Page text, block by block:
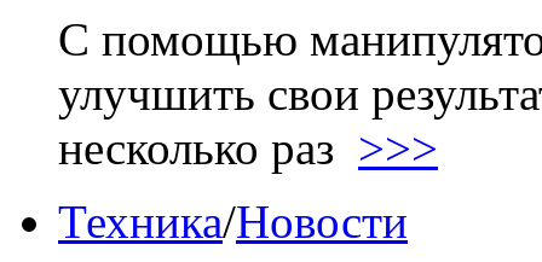
С помощью
улучшить свои
несколько раз >>>
Техника/Новости